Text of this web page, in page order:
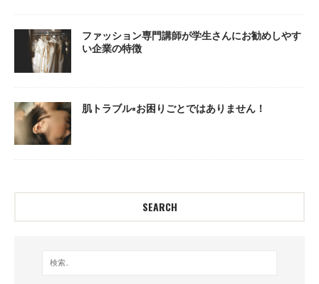
ファッション専門講師が学生さんにお勧めしやす
い企業の特徴
肌トラブル=お困りごとではありません！
SEARCH